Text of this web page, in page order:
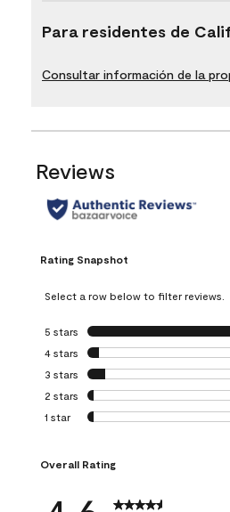
Para residentes de
Consultar información de la
Reviews
Rating Snapshot
Select a row below to filter reviews.
5 stars stars
4 stars stars
3 stars stars
2 stars stars
1 star stars
Overall Rating